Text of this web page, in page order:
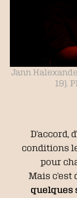
Jann
19).
D’accord,
conditions
pour
Mais c’est
quelques